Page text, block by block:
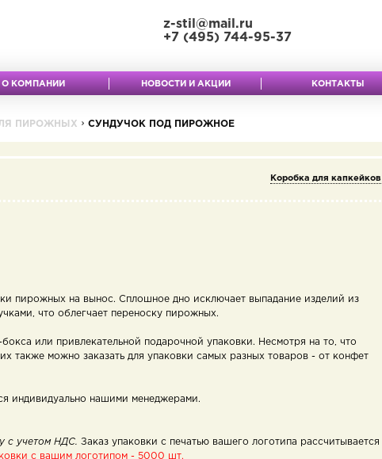
z-stil@mail.ru
+7 (495) 744-95-37
О КОМПАНИИ НОВОСТИ И АКЦИИ КОНТАКТЫ
ПИРОЖНЫХ СУНДУЧОК ПОД ПИРОЖНОЕ
Коробка для капкейков
пирожных на вынос. Сплошное дно исключает выпадание изделий из
что облегчает переноску пирожных.
или привлекательной подарочной упаковки. Несмотря на то, что
также можно заказать для упаковки самых разных товаров - от конфет
индивидуально нашими менеджерами.
с учетом НДС. Заказ упаковки с печатью вашего логотипа рассчитывается
с вашим логотипом - 5000 шт.